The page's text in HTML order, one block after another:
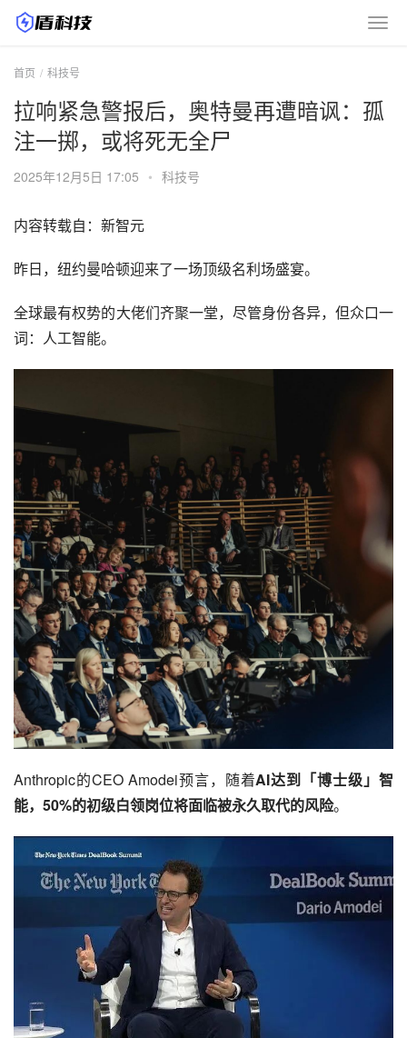
首页 科技号
拉响紧急警报后，奥特曼再遭暗讽：孤
注一掷，或将死无全尸
2025年12月5日 17:05 • 科技号
内容转载自：新智元
昨日，纽约曼哈顿迎来了一场顶级名利场盛宴。
全球最有权势的大佬们齐聚一堂，尽管身份各异，但众口一
词：人工智能。
Anthropic的CEO Amodei预言，随着AI达到「博士级」智
能，50%的初级白领岗位将面临被永久取代的风险。